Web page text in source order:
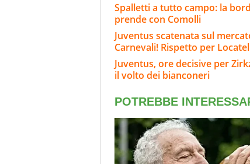
Spalletti a tutto campo: la
prende con Comolli
Juventus scatenata sul
Carnevali! Rispetto per
Juventus, ore decisive per
il volto dei bianconeri